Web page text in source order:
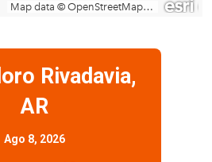
Rivadavia,
AR
Ago 8, 2026